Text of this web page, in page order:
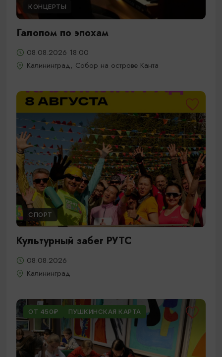
КОНЦЕРТЫ
Галопом по эпохам
08.08.2026 18:00
Калининград, Собор на острове Канта
СПОРТ
Культурный забег РУТС
08.08.2026
Калининград
ОТ 450₽ ПУШКИНСКАЯ КАРТА